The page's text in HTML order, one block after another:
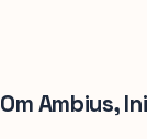
Om Ambius,